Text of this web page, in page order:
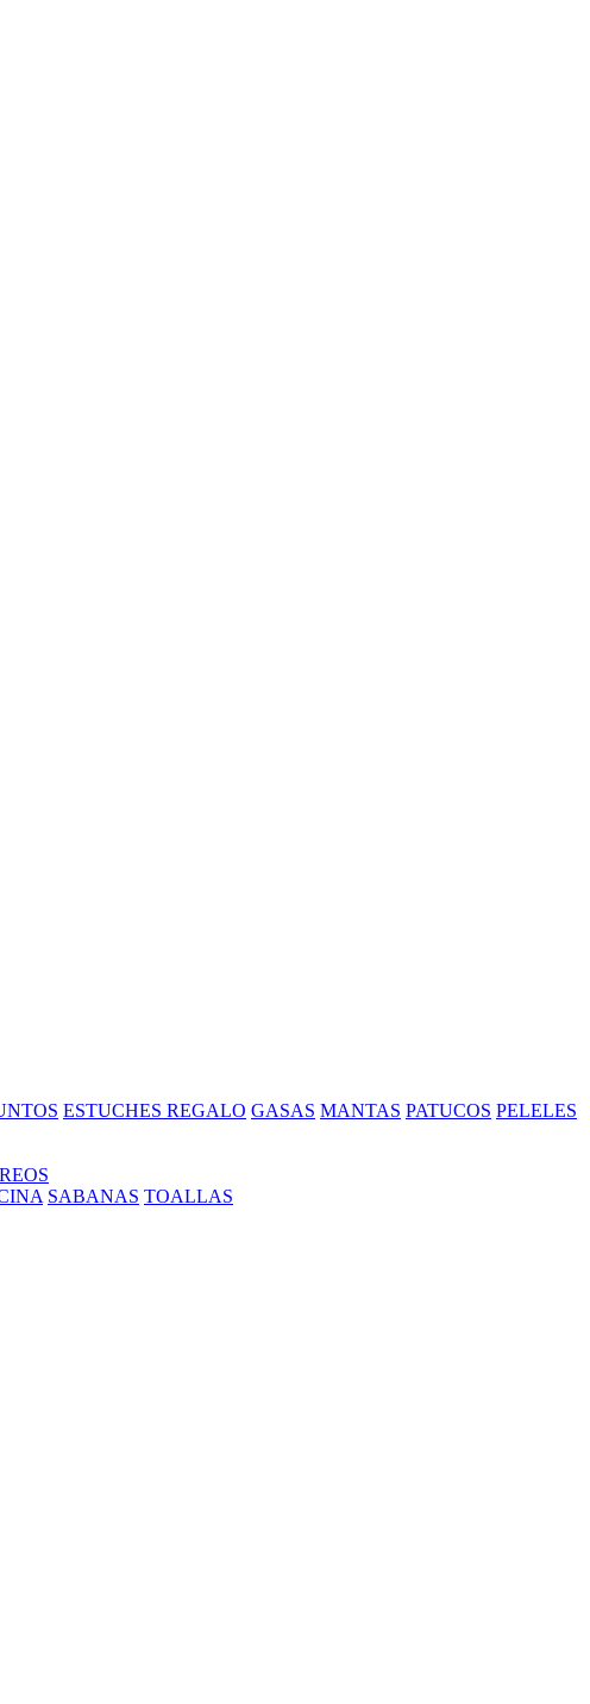
ESTUCHES REGALO GASAS MANTAS PATUCOS PELELES
SABANAS TOALLAS